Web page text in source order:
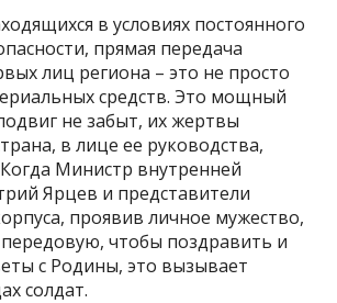
в условиях постоянного
прямая передача
лиц региона – это не просто
средств. Это мощный
не забыт, их жертвы
в лице ее руководства,
Министр внутренней
Ярцев и представители
проявив личное мужество,
чтобы поздравить и
с Родины, это вызывает
солдат.